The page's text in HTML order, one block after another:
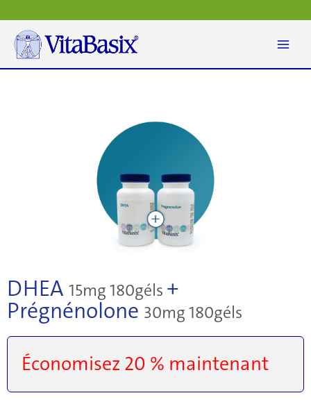
au
contenu
DHEA 15mg 180géls +
Prégnénolone 30mg 180géls
Économisez 20 % maintenant